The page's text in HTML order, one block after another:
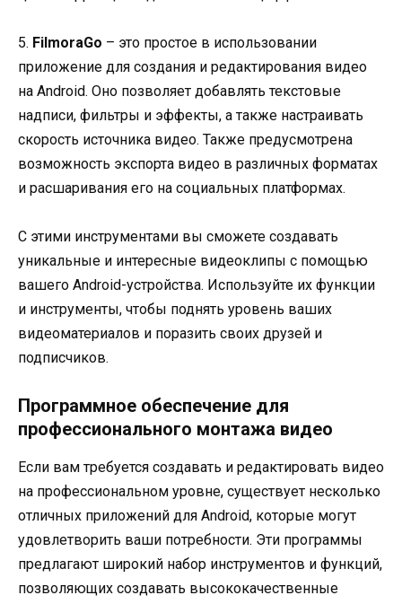
5. FilmoraGo – это простое в использовании
приложение для создания и редактирования видео
на Android. Оно позволяет добавлять текстовые
надписи, фильтры и эффекты, а также настраивать
скорость источника видео. Также предусмотрена
возможность экспорта видео в различных форматах
и расшаривания его на социальных платформах.
С этими инструментами вы сможете создавать
уникальные и интересные видеоклипы с помощью
вашего Android-устройства. Используйте их функции
и инструменты, чтобы поднять уровень ваших
видеоматериалов и поразить своих друзей и
подписчиков.
Программное обеспечение для
профессионального монтажа видео
Если вам требуется создавать и редактировать видео
на профессиональном уровне, существует несколько
отличных приложений для Android, которые могут
удовлетворить ваши потребности. Эти программы
предлагают широкий набор инструментов и функций,
позволяющих создавать высококачественные